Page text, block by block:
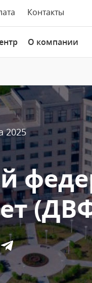
Контакты
О компании
2025